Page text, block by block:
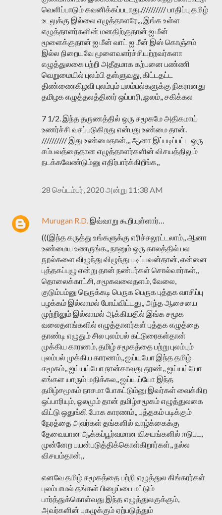
வெளிப்பாடும் கவனிக்கப்படாது.////////// பாதிப்பு தமிழ்
உடலுக்கு இல்லை எழுத்தாளரே,,, இங்க உள்ள
எழுத்தாளர்களின் மனதிற்குதான் ஐ மீன்
மூளைக்குதான் ஐ மீன் வாட் ஐ மீன் இஸ் கொஞ்சம்
இல்ல நிறையவே மூளைவளர்ச்சியற்றவர்களா
எழுத்துலகை பற்றி அதீதமாக கற்பனை பண்ணி
வெறுமையில் புலம்பி தள்ளுவது, கிட்டதட்ட
திண்ணைகிழவி புலம்பும் புலம்பல்களுக்கு நிகரானது
தமிழக எழுத்தலத்தினர் ஒப்பாரி,,ஓலம்,, சகிக்கல
7 1/2. இந்த தருணத்தில் ஒரு சமூகமே அதிகமாய்
உணர்ச்சி வசப்படுகிறது என்பது உண்மை தான்.
////////// இது உண்மைதான்,,, ஆனா இப்படிப்பட்ட ஒரு
சம்பவத்தைதான எழுத்தாளர்களின் விசயத்திலும்
நடக்கவேண்டும்னு எதிர்பார்க்கிறீங்க,,
28 செப்டம்பர், 2020 அன்று 11:38 AM
Murugan R.D. இவ்வாறு கூறியுள்ளார்…
(((இந்த கருத்து உங்களுக்கு எரிச்சலூட்டலாம்,, ஆனா
உண்மைய உணருங்க,, நானும் ஒரு காலத்தில் பல
நூல்களை விழுந்து விழுந்து படிப்பவன்தான், என்னை
புத்தகப்புழு என்று தான் நண்பர்கள் சொல்வார்கள்,,
தொலைக்காட்சி, சமூகவலைதளம், வேலை,
குடும்பம்னு நெருக்கடி பெருக பெருக புத்தக வாசிப்பு
பழக்கம் இல்லாமல் போய்விட்டது,, அந்த ஆசையை
முற்றிலும் இல்லாமல் ஆக்கியதில் இங்க சமூக
வலைதளங்களில் எழுத்தாளர்கள் புத்தக எழுத்தை
தாண்டி எழுதும் சில புலம்பல் கட்டுரைகள்தான்
முக்கிய காரணம், தமிழ் சமூகத்தை பற்று புலம்பும்
புலம்பல் முக்கிய காரணம்,, ஐய்யயோ இந்த தமிழ்
சமூகம்,, ஐய்யய்யோ நான்காவது தூண்,, ஐய்யய்யோ
எங்கள யாரும் மதிக்கல,, ஐய்யய்யோ இந்த
தமிழ்சமூகம் நாசமா போகட்டும்னு இவர்கள் வைக்கிற
ஒப்பாரியும், ஓலமும் தான் தமிழ்சமூகம் எழுத்துலகை
விட்டு ஒதுங்கி போக காரணம்,, புத்தகம் படிக்கும்
நேரத்தை அவர்கள் தங்களில் வாழ்க்கைக்கு
தேவையான ஆக்கப்பூர்வமான விசயங்களில் ஈடுபட,
முன்னேற பயன்படுத்திக்கொள்கிறார்கள்,, நல்ல
விசயம்தான்,,
எனவே தமிழ் சமூகத்தை பற்றி எழுத்துல கிங்கரர்கள்
புலம்பாமல் தங்கள் பிழைப்பை மட்டும்
பார்த்துக்கொள்வது இந்த எழுத்துலகுக்கும்,
அவர்களின் புகழுக்கும் ஏற்படுத்தும்